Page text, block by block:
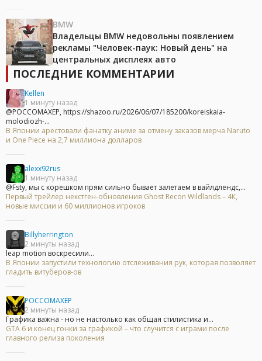
BMW
Владельцы BMW недовольны появлением
рекламы "Человек-паук: Новый день" на
центральных дисплеях авто
ПОСЛЕДНИЕ КОММЕНТАРИИ
Kellen
1 минуту назад
@POCCOMAXEP, https://shazoo.ru/2026/06/07/185200/koreiskaia-
molodiozh-...
В Японии арестовали фанатку аниме за отмену заказов мерча Naruto
и One Piece на 2,7 миллиона долларов
alexx92rus
1 минуту назад
@Fsty, мы с корешком прям сильно бывает залетаем в вайлдлендс,...
Первый трейлер некстген-обновления Ghost Recon Wildlands – 4К,
новые миссии и 60 миллионов игроков
Billyherrington
2 минуты назад
leap motion воскресили...
В Японии запустили технологию отслеживания рук, которая позволяет
гладить витуберов-ов
POCCOMAXEP
2 минуты назад
Графика важна - но не настолько как общая стилистика и...
GTA 6 и конец гонки за графикой – что случится с играми после
главного релиза поколения